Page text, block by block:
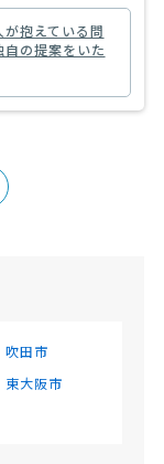
抱えている問
の提案をいた
吹田市
東大阪市